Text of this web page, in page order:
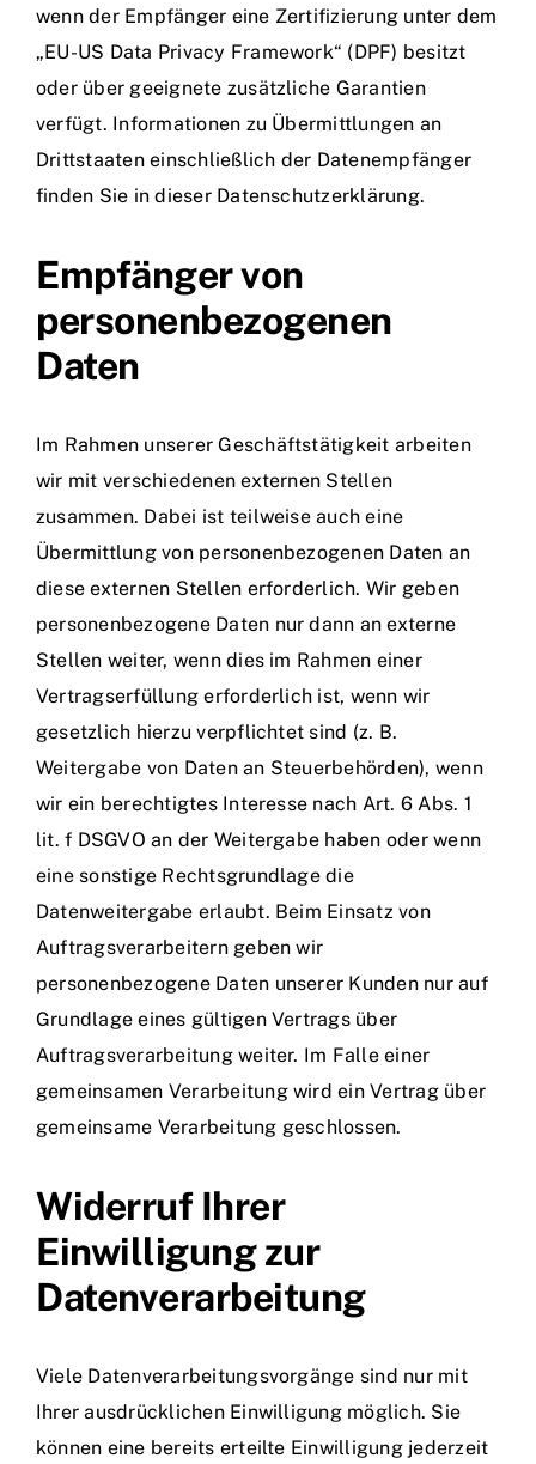
wenn der Empfänger eine Zertifizierung unter dem
„EU-US Data Privacy Framework“ (DPF) besitzt
oder über geeignete zusätzliche Garantien
verfügt. Informationen zu Übermittlungen an
Drittstaaten einschließlich der Datenempfänger
finden Sie in dieser Datenschutzerklärung.
Empfänger von
personenbezogenen
Daten
Im Rahmen unserer Geschäftstätigkeit arbeiten
wir mit verschiedenen externen Stellen
zusammen. Dabei ist teilweise auch eine
Übermittlung von personenbezogenen Daten an
diese externen Stellen erforderlich. Wir geben
personenbezogene Daten nur dann an externe
Stellen weiter, wenn dies im Rahmen einer
Vertragserfüllung erforderlich ist, wenn wir
gesetzlich hierzu verpflichtet sind (z. B.
Weitergabe von Daten an Steuerbehörden), wenn
wir ein berechtigtes Interesse nach Art. 6 Abs. 1
lit. f DSGVO an der Weitergabe haben oder wenn
eine sonstige Rechtsgrundlage die
Datenweitergabe erlaubt. Beim Einsatz von
Auftragsverarbeitern geben wir
personenbezogene Daten unserer Kunden nur auf
Grundlage eines gültigen Vertrags über
Auftragsverarbeitung weiter. Im Falle einer
gemeinsamen Verarbeitung wird ein Vertrag über
gemeinsame Verarbeitung geschlossen.
Widerruf Ihrer
Einwilligung zur
Datenverarbeitung
Viele Datenverarbeitungsvorgänge sind nur mit
Ihrer ausdrücklichen Einwilligung möglich. Sie
können eine bereits erteilte Einwilligung jederzeit